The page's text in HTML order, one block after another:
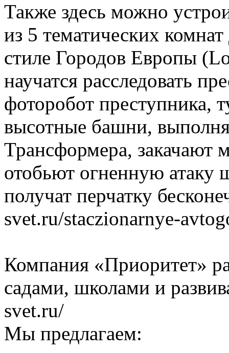
Также здесь можно
из 5 тематических
стиле Городов Европы
научатся расследовать
фоторобот преступника,
высотные башни,
Трансформера,
отобьют огненную
получат перчатку
svet.ru/staczionarnye-
Компания «Приоритет»
садами, школами и
svet.ru/
Мы предлагаем: